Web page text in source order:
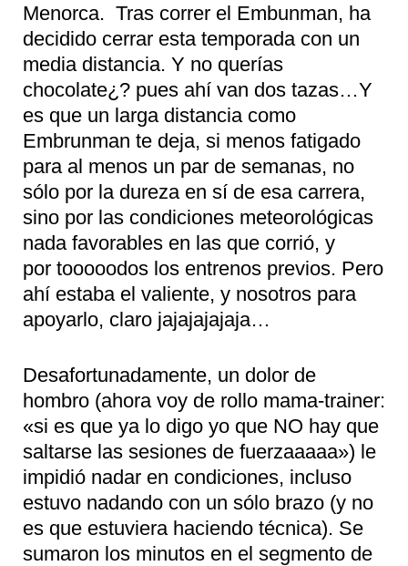
Menorca. Tras correr el Embunman, ha
decidido cerrar esta temporada con un
media distancia. Y no querías
chocolate¿? pues ahí van dos tazas…Y
es que un larga distancia como
Embrunman te deja, si menos fatigado
para al menos un par de semanas, no
sólo por la dureza en sí de esa carrera,
sino por las condiciones meteorológicas
nada favorables en las que corrió, y
por tooooodos los entrenos previos. Pero
ahí estaba el valiente, y nosotros para
apoyarlo, claro jajajajajaja…
Desafortunadamente, un dolor de
hombro (ahora voy de rollo mama-trainer:
«si es que ya lo digo yo que NO hay que
saltarse las sesiones de fuerzaaaaa») le
impidió nadar en condiciones, incluso
estuvo nadando con un sólo brazo (y no
es que estuviera haciendo técnica). Se
sumaron los minutos en el segmento de